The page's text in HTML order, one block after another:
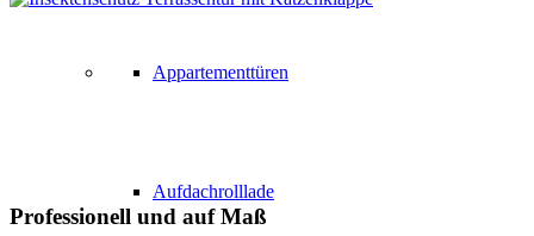
Appartementtüren
Aufdachrolllade
Professionell und auf Maß